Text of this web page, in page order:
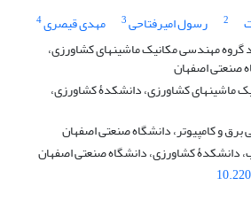
2 رسول امیرفتاحی3 مهدی قیصری4
مهندسی مکانیک ماشین‏های کشاورزی،
صنعتی اصفهان
ماشین‏های کشاورزی، دانشکدۀ کشاورزی،
و کامپیوتر، دانشگاه صنعتی اصفهان
دانشکدۀ کشاورزی، دانشگاه صنعتی اصفهان